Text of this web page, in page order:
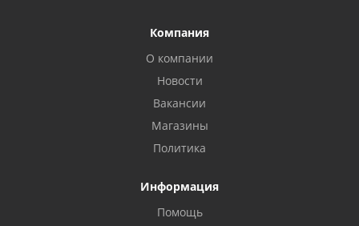
Компания
О компании
Новости
Вакансии
Магазины
Политика
Информация
Помощь